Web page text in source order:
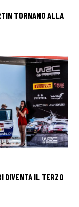
TORNANO ALLA
DIVENTA IL TERZO